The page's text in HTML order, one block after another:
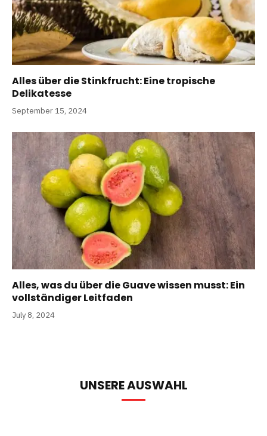
Alles über die Stinkfrucht: Eine tropische
Delikatesse
September 15, 2024
Alles, was du über die Guave wissen musst: Ein
vollständiger Leitfaden
July 8, 2024
UNSERE AUSWAHL